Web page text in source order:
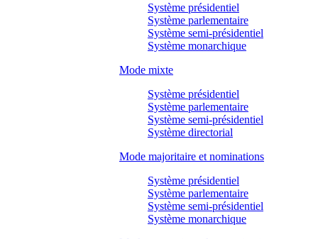
Système présidentiel
Système parlementaire
Système semi-présidentiel
Système monarchique
Mode mixte
Système présidentiel
Système parlementaire
Système semi-présidentiel
Système directorial
Mode majoritaire et nominations
Système présidentiel
Système parlementaire
Système semi-présidentiel
Système monarchique